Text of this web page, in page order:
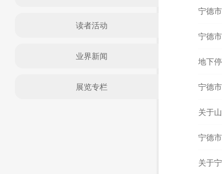
读者活动
业界新闻
展览专栏
宁德
宁德
地下
宁德
关于
宁德
关于